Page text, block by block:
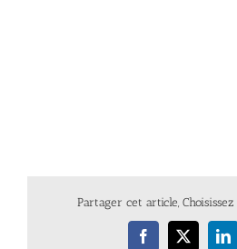
Partager cet article,
Facebook
X